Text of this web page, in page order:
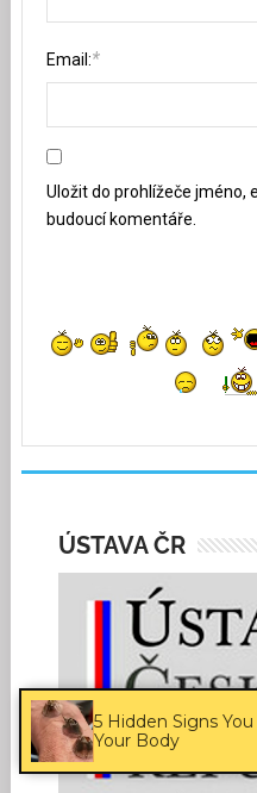
Email:*
Uložit do prohlížeče jméno,
budoucí komentáře.
5 Hidden Signs
Your Body
ÚSTAVA ČR